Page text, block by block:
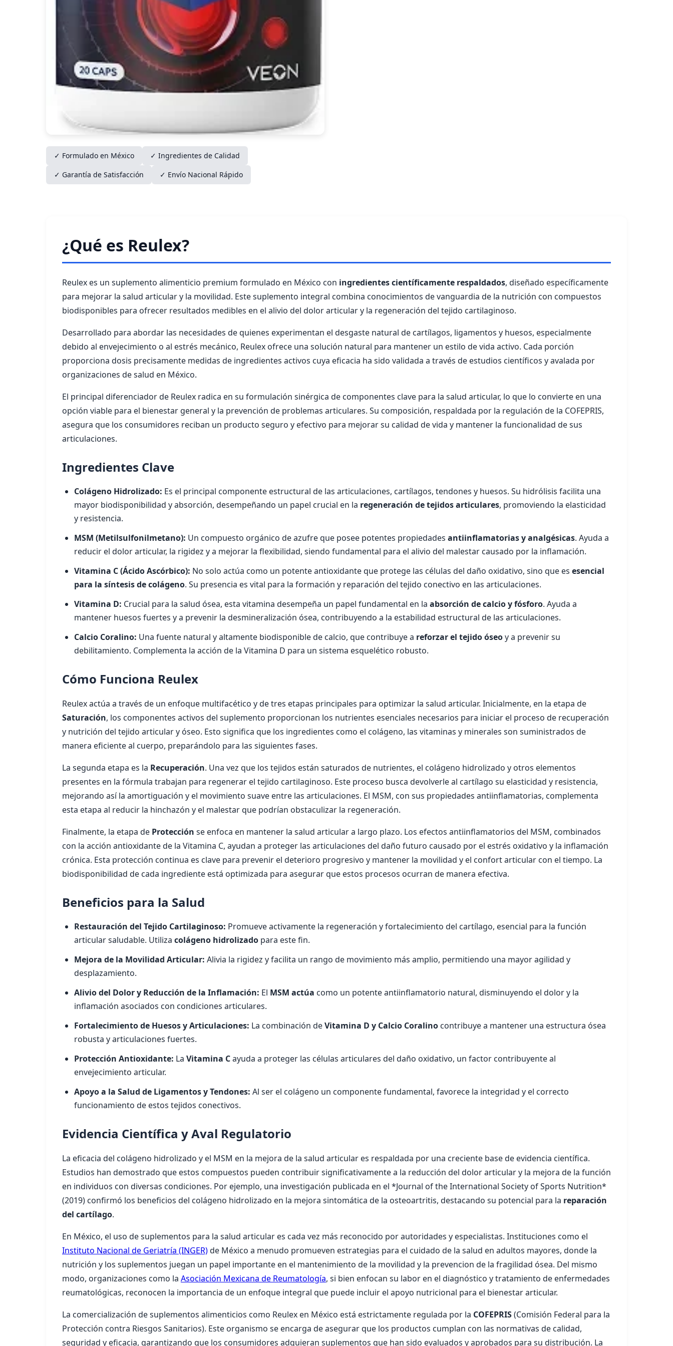
✓ Formulado en México
✓ Ingredientes de Calidad
✓ Garantía de Satisfacción
✓ Envío Nacional Rápido
¿Qué es Reulex?
Reulex es un suplemento alimenticio premium formulado en México con ingredientes científicamente respaldados, diseñado específicamente
para mejorar la salud articular y la movilidad. Este suplemento integral combina conocimientos de vanguardia de la nutrición con compuestos
biodisponibles para ofrecer resultados medibles en el alivio del dolor articular y la regeneración del tejido cartilaginoso.
Desarrollado para abordar las necesidades de quienes experimentan el desgaste natural de cartílagos, ligamentos y huesos, especialmente
debido al envejecimiento o al estrés mecánico, Reulex ofrece una solución natural para mantener un estilo de vida activo. Cada porción
proporciona dosis precisamente medidas de ingredientes activos cuya eficacia ha sido validada a través de estudios científicos y avalada por
organizaciones de salud en México.
El principal diferenciador de Reulex radica en su formulación sinérgica de componentes clave para la salud articular, lo que lo convierte en una
opción viable para el bienestar general y la prevención de problemas articulares. Su composición, respaldada por la regulación de la COFEPRIS,
asegura que los consumidores reciban un producto seguro y efectivo para mejorar su calidad de vida y mantener la funcionalidad de sus
articulaciones.
Ingredientes Clave
Colágeno Hidrolizado: Es el principal componente estructural de las articulaciones, cartílagos, tendones y huesos. Su hidrólisis facilita una
mayor biodisponibilidad y absorción, desempeñando un papel crucial en la regeneración de tejidos articulares, promoviendo la elasticidad
y resistencia.
MSM (Metilsulfonilmetano): Un compuesto orgánico de azufre que posee potentes propiedades antiinflamatorias y analgésicas. Ayuda a
reducir el dolor articular, la rigidez y a mejorar la flexibilidad, siendo fundamental para el alivio del malestar causado por la inflamación.
Vitamina C (Ácido Ascórbico): No solo actúa como un potente antioxidante que protege las células del daño oxidativo, sino que es esencial
para la síntesis de colágeno. Su presencia es vital para la formación y reparación del tejido conectivo en las articulaciones.
Vitamina D: Crucial para la salud ósea, esta vitamina desempeña un papel fundamental en la absorción de calcio y fósforo. Ayuda a
mantener huesos fuertes y a prevenir la desmineralización ósea, contribuyendo a la estabilidad estructural de las articulaciones.
Calcio Coralino: Una fuente natural y altamente biodisponible de calcio, que contribuye a reforzar el tejido óseoy a prevenir su
debilitamiento. Complementa la acción de la Vitamina D para un sistema esquelético robusto.
Cómo Funciona Reulex
Reulex actúa a través de un enfoque multifacético y de tres etapas principales para optimizar la salud articular. Inicialmente, en la etapa de
Saturación, los componentes activos del suplemento proporcionan los nutrientes esenciales necesarios para iniciar el proceso de recuperación
y nutrición del tejido articular y óseo. Esto significa que los ingredientes como el colágeno, las vitaminas y minerales son suministrados de
manera eficiente al cuerpo, preparándolo para las siguientes fases.
La segunda etapa es la Recuperación. Una vez que los tejidos están saturados de nutrientes, el colágeno hidrolizado y otros elementos
presentes en la fórmula trabajan para regenerar el tejido cartilaginoso. Este proceso busca devolverle al cartílago su elasticidad y resistencia,
mejorando así la amortiguación y el movimiento suave entre las articulaciones. El MSM, con sus propiedades antiinflamatorias, complementa
esta etapa al reducir la hinchazón y el malestar que podrían obstaculizar la regeneración.
Finalmente, la etapa de Protección se enfoca en mantener la salud articular a largo plazo. Los efectos antiinflamatorios del MSM, combinados
con la acción antioxidante de la Vitamina C, ayudan a proteger las articulaciones del daño futuro causado por el estrés oxidativo y la inflamación
crónica. Esta protección continua es clave para prevenir el deterioro progresivo y mantener la movilidad y el confort articular con el tiempo. La
biodisponibilidad de cada ingrediente está optimizada para asegurar que estos procesos ocurran de manera efectiva.
Beneficios para la Salud
Restauración del Tejido Cartilaginoso: Promueve activamente la regeneración y fortalecimiento del cartílago, esencial para la función
articular saludable. Utiliza colágeno hidrolizado para este fin.
Mejora de la Movilidad Articular: Alivia la rigidez y facilita un rango de movimiento más amplio, permitiendo una mayor agilidad y
desplazamiento.
Alivio del Dolor y Reducción de la Inflamación: El MSM actúa como un potente antiinflamatorio natural, disminuyendo el dolor y la
inflamación asociados con condiciones articulares.
Fortalecimiento de Huesos y Articulaciones: La combinación deVitamina D y Calcio Coralino contribuye a mantener una estructura ósea
robusta y articulaciones fuertes.
Protección Antioxidante: La Vitamina Cayuda a proteger las células articulares del daño oxidativo, un factor contribuyente al
envejecimiento articular.
Apoyo a la Salud de Ligamentos y Tendones: Al ser el colágeno un componente fundamental, favorece la integridad y el correcto
funcionamiento de estos tejidos conectivos.
Evidencia Científica y Aval Regulatorio
La eficacia del colágeno hidrolizado y el MSM en la mejora de la salud articular es respaldada por una creciente base de evidencia científica.
Estudios han demostrado que estos compuestos pueden contribuir significativamente a la reducción del dolor articular y la mejora de la función
en individuos con diversas condiciones. Por ejemplo, una investigación publicada en el *Journal of the International Society of Sports Nutrition*
(2019) confirmó los beneficios del colágeno hidrolizado en la mejora sintomática de la osteoartritis, destacando su potencial para la reparación
del cartílago.
En México, el uso de suplementos para la salud articular es cada vez más reconocido por autoridades y especialistas. Instituciones como el
Instituto Nacional de Geriatría (INGER)de México a menudo promueven estrategias para el cuidado de la salud en adultos mayores, donde la
nutrición y los suplementos juegan un papel importante en el mantenimiento de la movilidad y la prevencion de la fragilidad ósea. Del mismo
modo, organizaciones como la Asociación Mexicana de Reumatología, si bien enfocan su labor en el diagnóstico y tratamiento de enfermedades
reumatológicas, reconocen la importancia de un enfoque integral que puede incluir el apoyo nutricional para el bienestar articular.
La comercialización de suplementos alimenticios como Reulex en México está estrictamente regulada por la COFEPRIS(Comisión Federal para la
Protección contra Riesgos Sanitarios). Este organismo se encarga de asegurar que los productos cumplan con las normativas de calidad,
seguridad y eficacia, garantizando que los consumidores adquieran suplementos que han sido evaluados y aprobados para su distribución. La